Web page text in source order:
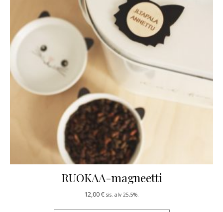
RUOKAA-magneetti
12,00€ sis. alv 25,5%.
Tällä tuotteella